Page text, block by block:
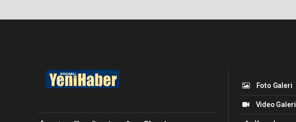
Foto Galeri
Video Galeri